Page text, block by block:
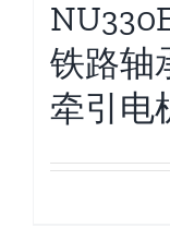
铁路轴
牵引电